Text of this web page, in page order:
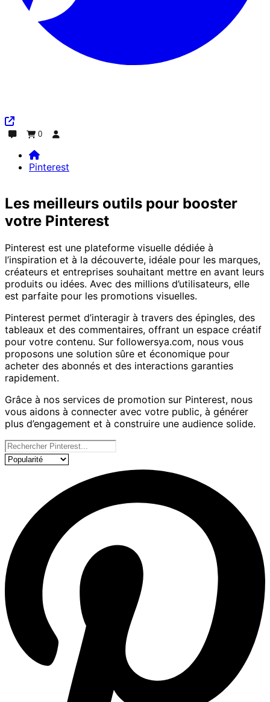
0
Pinterest
Pinterest
Les meilleurs outils pour booster
votre Pinterest
Pinterest est une plateforme visuelle dédiée à
l’inspiration et à la découverte, idéale pour les marques,
créateurs et entreprises souhaitant mettre en avant leurs
produits ou idées. Avec des millions d’utilisateurs, elle
est parfaite pour les promotions visuelles.
Pinterest permet d’interagir à travers des épingles, des
tableaux et des commentaires, offrant un espace créatif
pour votre contenu. Sur followersya.com, nous vous
proposons une solution sûre et économique pour
acheter des abonnés et des interactions garanties
rapidement.
Grâce à nos services de promotion sur Pinterest, nous
vous aidons à connecter avec votre public, à générer
plus d’engagement et à construire une audience solide.
Nos services
Trier les produits